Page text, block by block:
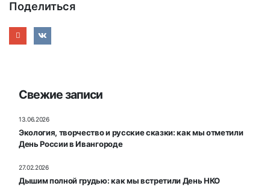
Поделиться
Свежие записи
Экология, творчество и русские сказки: как мы отметили
День России в Ивангороде
13.06.2026
Дышим полной грудью: как мы встретили День НКО
27.02.2026